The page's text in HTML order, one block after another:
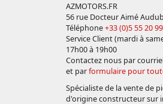
AZMOTORS.FR
56 rue Docteur Aimé
Téléphone+33 (0)5 55 20
Service Client (mardi à
17h00 à 19h00
Contactez nous par
et parformulaire pour
Spécialiste de la vente de
d'origine constructeur sur